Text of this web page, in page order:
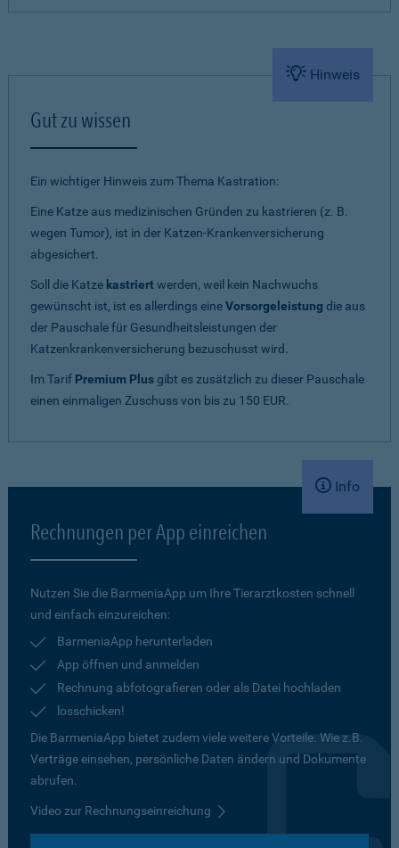
Hinweis
Gut zu wissen
Ein wichtiger Hinweis zum Thema Kastration:
Eine Katze aus medizinischen Gründen zu kastrieren (z. B.
wegen Tumor), ist in der Katzen-Krankenversicherung
abgesichert.
Soll die Katze kastriertwerden, weil kein Nachwuchs
gewünscht ist, ist es allerdings eineVorsorgeleistung die aus
der Pauschale für Gesundheitsleistungen der
Katzenkrankenversicherung bezuschusst wird.
Im Tarif Premium Plusgibt es zusätzlich zu dieser Pauschale
einen einmaligen Zuschuss von bis zu 150 EUR.
Info
Rechnungen per App einreichen
Nutzen Sie die BarmeniaApp um Ihre Tierarztkosten schnell
und einfach einzureichen:
BarmeniaApp herunterladen
App öffnen und anmelden
Rechnung abfotografieren oder als Datei hochladen
losschicken!
Die BarmeniaApp bietet zudem viele weitere Vorteile. Wie z.B.
Verträge einsehen, persönliche Daten ändern und Dokumente
abrufen.
Video zur Rechnungseinreichung